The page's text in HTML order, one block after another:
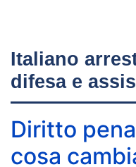
Italiano
difesa e
Diritto
cosa